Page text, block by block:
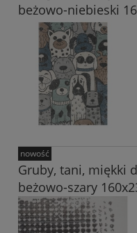
beżowo-niebieski
Gruby, tani, miękki
beżowo-szary
nowość